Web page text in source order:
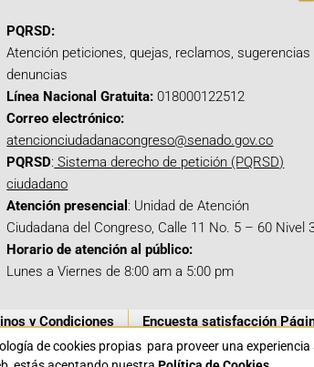
PQRSD:
Atención peticiones, quejas, reclamos, sugerencias
denuncias
Línea Nacional Gratuita: 018000122512
Correo electrónico:
atencionciudadanacongreso@senado.gov.co
PQRSD: Sistema derecho de petición (PQRSD)
ciudadano
Atención presencial : Unidad de Atención
Ciudadana del Congreso, Calle 11 No. 5 – 60 Nivel
Horario de atención al público:
Lunes a Viernes de 8:00 am a 5:00 pm
y Condiciones Encuesta satisfacción
de cookies propias para proveer una